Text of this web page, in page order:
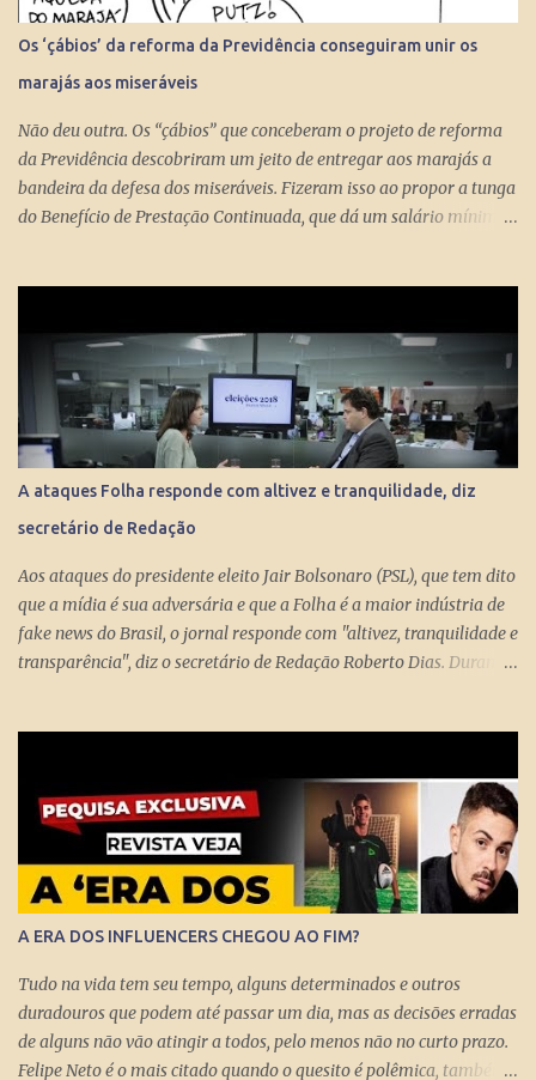
Os ‘çábios’ da reforma da Previdência conseguiram unir os
marajás aos miseráveis
Não deu outra. Os “çábios” que conceberam o projeto de reforma
da Previdência descobriram um jeito de entregar aos marajás a
bandeira da defesa dos miseráveis. Fizeram isso ao propor a tunga
do Benefício de Prestação Continuada, que dá um salário mínimo
Família. Com a outra mão querem tomar pelo menos R$ 598
mensais dos miseráveis que têm mais de 65 anos. Eles só terão
direito aos R$ 998 se, e quando, chegarem aos 70 anos. Se o
conserto do rombo da Previdência precisa tungar um benefício
pago aos miseráveis que têm entre 65 e 70 anos, então é melhor
devolver o Brasil a Portugal. ESTUPEFAÇÃO – O ministro Paulo
Guedes produziu um projeto racional e conseguiu apresentá-lo de
forma competente. Na essência, podou privilégios. Essas virtudes
Ela só s...
A ataques Folha responde com altivez e tranquilidade, diz
secretário de Redação
Aos ataques do presidente eleito Jair Bolsonaro (PSL), que tem dito
que a mídia é sua adversária e que a Folha é a maior indústria de
fake news do Brasil, o jornal responde com "altivez, tranquilidade e
transparência", diz o secretário de Redação Roberto Dias. Durante
A ERA DOS INFLUENCERS CHEGOU AO FIM?
Tudo na vida tem seu tempo, alguns determinados e outros
duradouros que podem até passar um dia, mas as decisões erradas
de alguns não vão atingir a todos, pelo menos não no curto prazo.
Felipe Neto é o mais citado quando o quesito é polêmica, também